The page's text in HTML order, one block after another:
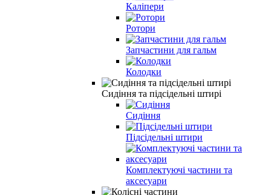
Каліпери
Ротори
Запчастини для гальм
Колодки
Сидіння та підсідельні штирі
Сидіння
Підсідельні штири
Комплектуючі частини та
аксесуари